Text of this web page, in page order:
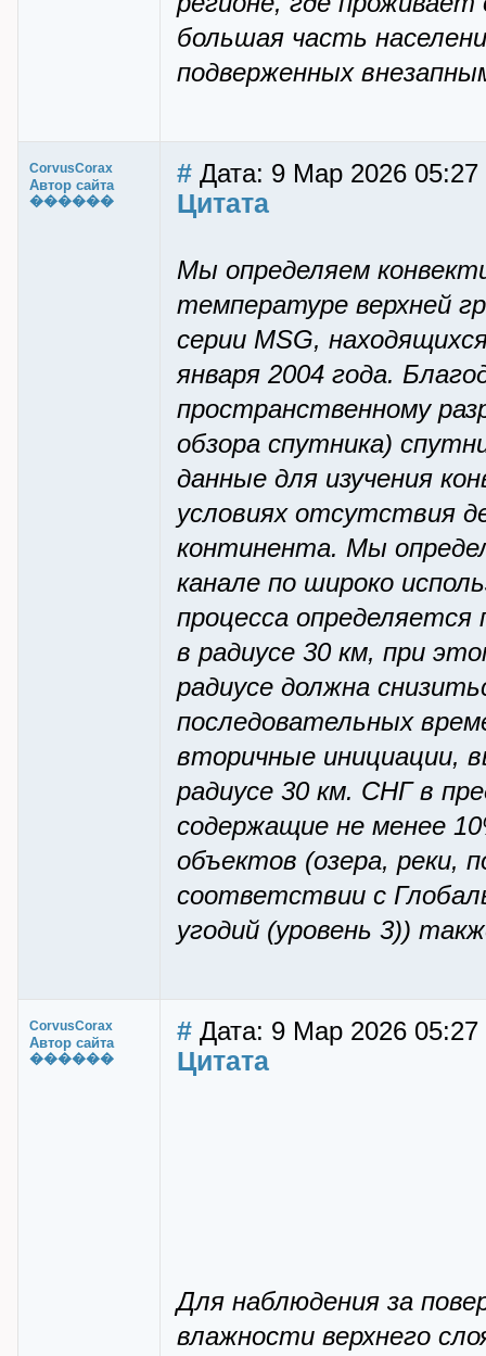
большая часть
подверженных
CorvusCorax
Автор сайта
������
# Дата: 9 Мар 2026 05:27
Цитата
Мы определяем
температуре верхней
серии MSG,
января 2004 года.
пространственному
обзора спутника)
данные для изучения
условиях отсутствия
континента. Мы
канале по широко
процесса определяется
в радиусе 30 км, при
радиусе должна
последовательных
вторичные инициации,
радиусе 30 км. СНГ в
содержащие не менее
объектов (озера, реки,
соответствии с
угодий (уровень 3))
CorvusCorax
Автор сайта
������
# Дата: 9 Мар 2026 05:27
Цитата
Для наблюдения за
влажности верхнего